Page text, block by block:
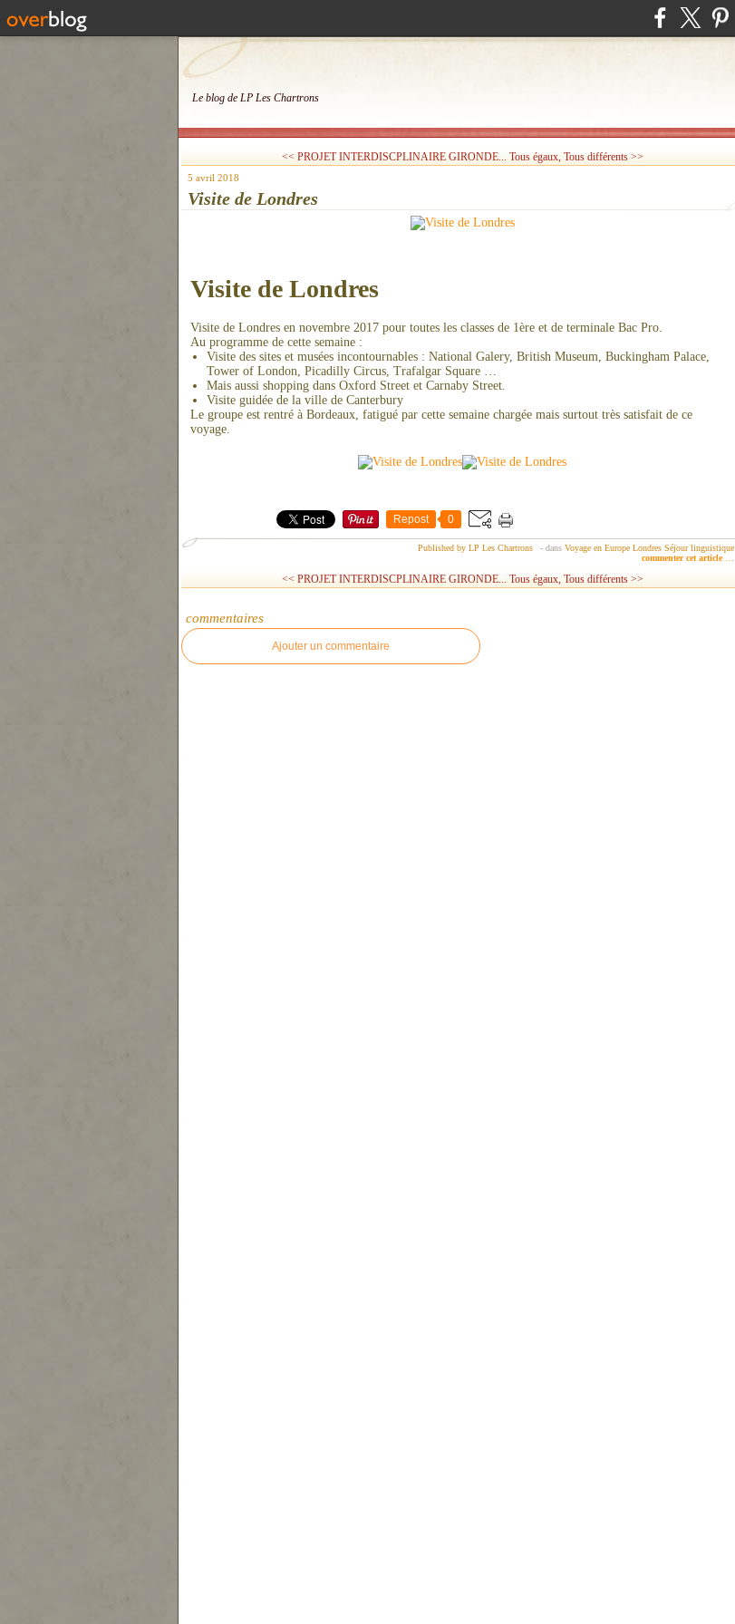
Le blog de LP Les Chartrons
<< PROJET INTERDISCPLINAIRE GIRONDE... Tous égaux, Tous différents >>
5 avril 2018
Visite de Londres
Visite de Londres
Visite de Londres en novembre 2017 pour toutes les classes de 1ère et de terminale Bac Pro.
Au programme de cette semaine :
Visite des sites et musées incontournables : National Galery, British Museum, Buckingham Palace,
Tower of London, Picadilly Circus, Trafalgar Square …
Mais aussi shopping dans Oxford Street et Carnaby Street.
Visite guidée de la ville de Canterbury
Le groupe est rentré à Bordeaux, fatigué par cette semaine chargée mais surtout très satisfait de ce
voyage.
Repost 0
Published by LP Les Chartrons - dans Voyage en Europe Londres Séjour linguistique
commenter cet article
<< PROJET INTERDISCPLINAIRE GIRONDE... Tous égaux, Tous différents >>
commentaires
Ajouter un commentaire